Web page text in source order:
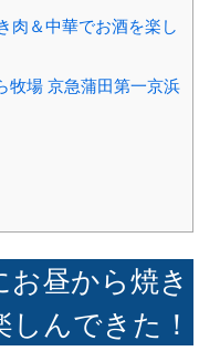
肉＆中華でお酒を楽し
牧場 京急蒲田第一京浜
昼から焼き
んできた！